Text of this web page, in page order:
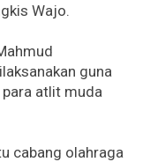
Wajo.
guna
atlit muda
cabang olahraga